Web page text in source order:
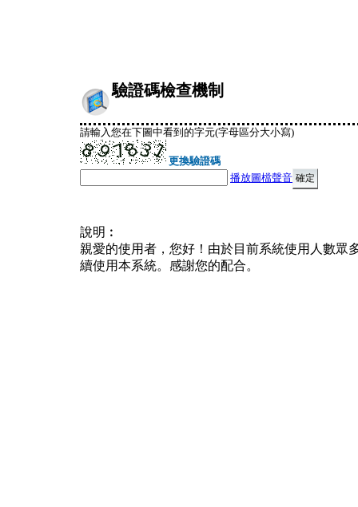
驗證碼檢查機制
請輸入您在下圖中看到的字元(字母區分大小寫)
更換驗證碼
播放圖檔聲音
說明︰
親愛的使用者，您好！由於目前系統使用人數眾
續使用本系統。感謝您的配合。